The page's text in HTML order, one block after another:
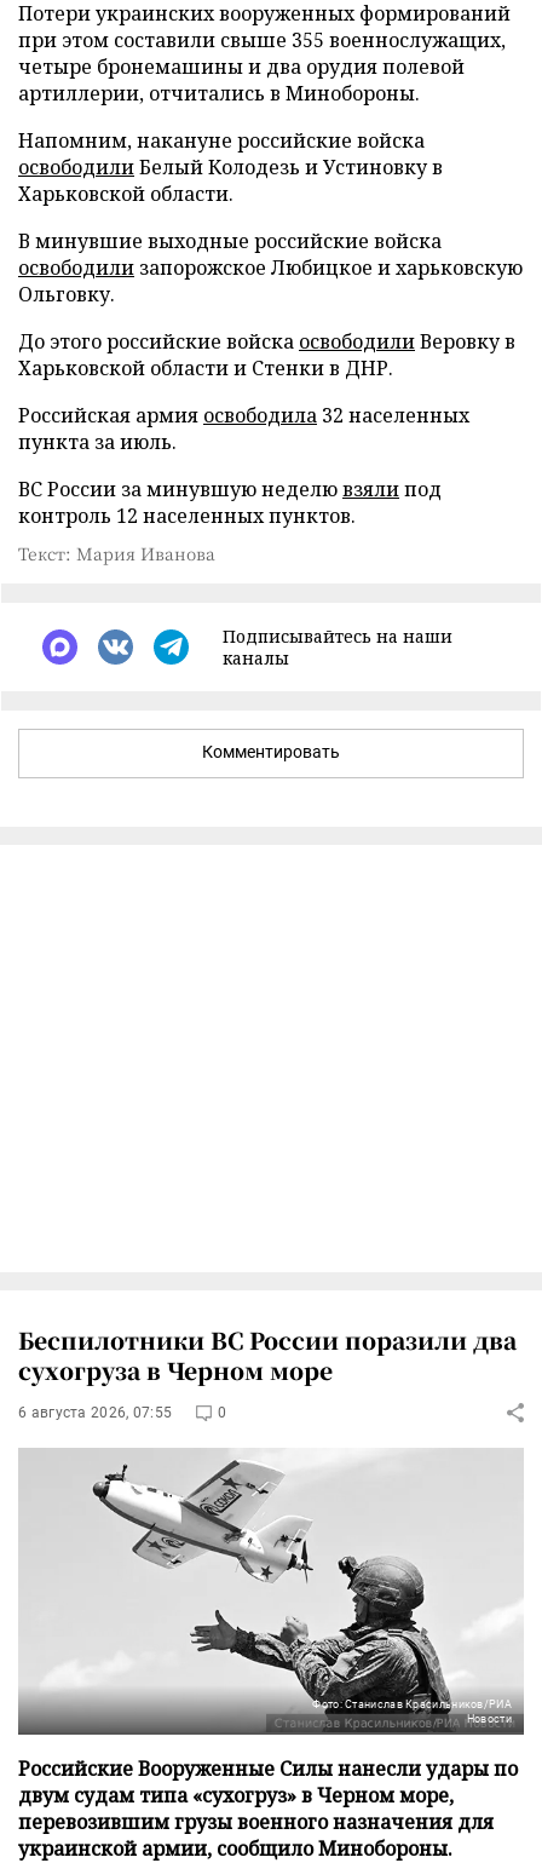
Потери украинских вооруженных формирований
при этом составили свыше 355 военнослужащих,
четыре бронемашины и два орудия полевой
артиллерии, отчитались в Минобороны.
Напомним, накануне российские войска
освободилиБелый Колодезь и Устиновку в
Харьковской области.
В минувшие выходные российские войска
освободили запорожское Любицкое и харьковскую
Ольговку.
До этого российские войска освободилиВеровку в
Харьковской области и Стенки в ДНР.
Российская армия освободила 32 населенных
пункта за июль.
ВС России за минувшую неделювзялипод
контроль 12 населенных пунктов.
Текст: Мария Иванова
Подписывайтесь на наши
каналы
Комментировать
Беспилотники ВС России поразили два
сухогруза в Черном море
6 августа 2026, 07:55 0
Фото: Станислав Красильников/РИА
Новости
Российские Вооруженные Силы нанесли удары по
двум судам типа «сухогруз» в Черном море,
перевозившим грузы военного назначения для
украинской армии, сообщило Минобороны.